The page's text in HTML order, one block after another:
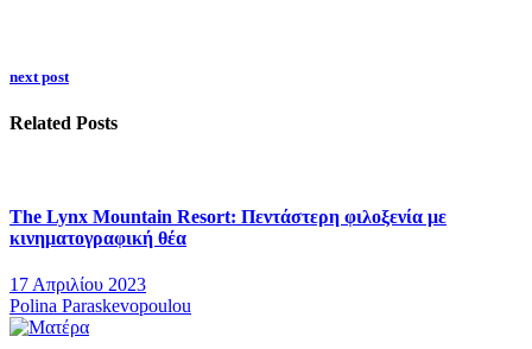
next post
Related Posts
The Lynx Mountain Resort: Πεντάστερη φιλοξενία με
κινηματογραφική θέα
17 Απριλίου 2023
Polina Paraskevopoulou